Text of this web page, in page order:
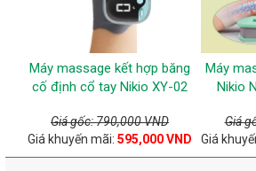
Máy massage kết hợp băng
cố định cổ tay Nikio XY-02
Giá gốc: 790,000 VND
Giá khuyến mãi: 595,000 VND
Máy
Nikio
Giá
Giá